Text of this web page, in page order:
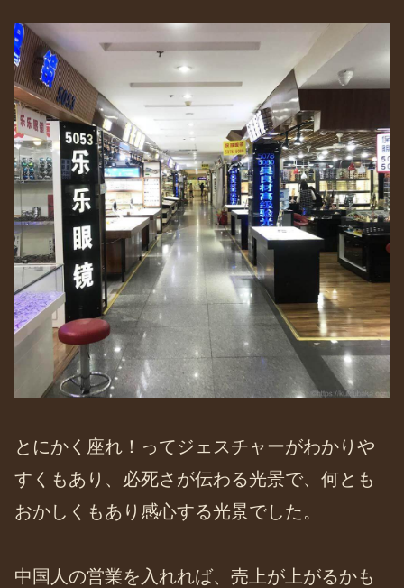
とにかく座れ！ってジェスチャーがわかりや
すくもあり、必死さが伝わる光景で、何とも
おかしくもあり感心する光景でした。
中国人の営業を入れれば、売上が上がるかも